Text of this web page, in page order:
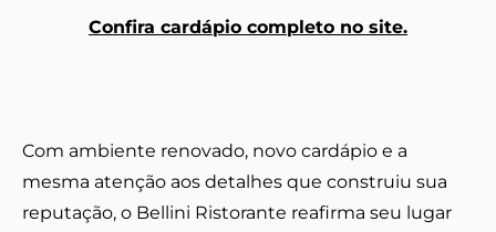
Confira cardápio completo no site.
Com ambiente renovado, novo cardápio e a
mesma atenção aos detalhes que construiu sua
reputação, o Bellini Ristorante reafirma seu lugar